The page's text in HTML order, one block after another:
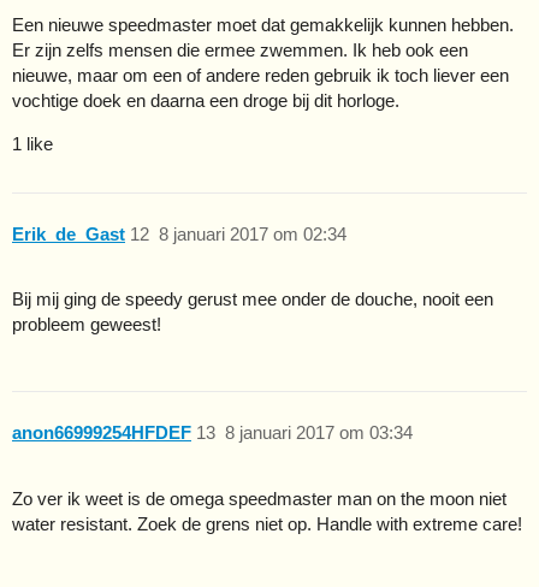
Een nieuwe speedmaster moet dat gemakkelijk kunnen hebben.
Er zijn zelfs mensen die ermee zwemmen. Ik heb ook een
nieuwe, maar om een of andere reden gebruik ik toch liever een
vochtige doek en daarna een droge bij dit horloge.
1 like
Erik_de_Gast 8 januari 2017 om 02:34
12
Bij mij ging de speedy gerust mee onder de douche, nooit een
probleem geweest!
anon66999254HFDEF 8 januari 2017 om 03:34
13
Zo ver ik weet is de omega speedmaster man on the moon niet
water resistant. Zoek de grens niet op. Handle with extreme care!